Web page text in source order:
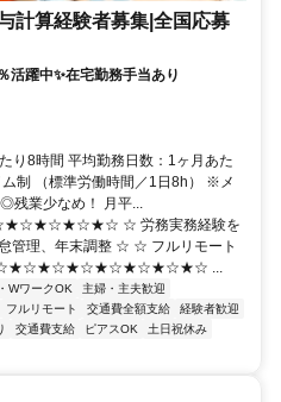
計算経験者募集|全国応募
活躍中✨在宅勤務手当あり
り8時間 平均勤務日数：1ヶ月あた
制 （標準労働時間／1日8h） ※メ
残業少なめ！ 月平...
☆ 労務実務経験を
管理、年末調整 ☆ ☆ フルリモート
...
WワークOK
主婦・主夫歓迎
フルリモート 交通費全額支給
経験者歓迎
交通費支給 ピアスOK
土日祝休み